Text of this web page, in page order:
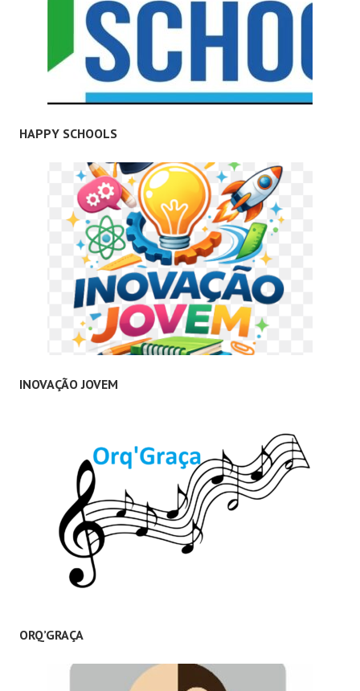
HAPPY SCHOOLS
INOVAÇÃO JOVEM
ORQ’GRAÇA